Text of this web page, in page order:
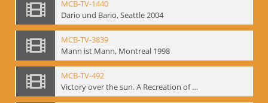
MCB-TV-1440
Dario und Bario, Seattle 2004
MCB-TV-3839
Mann ist Mann, Montreal 1998
MCB-TV-492
Victory over the sun. A Recreation of the 1913 Performance